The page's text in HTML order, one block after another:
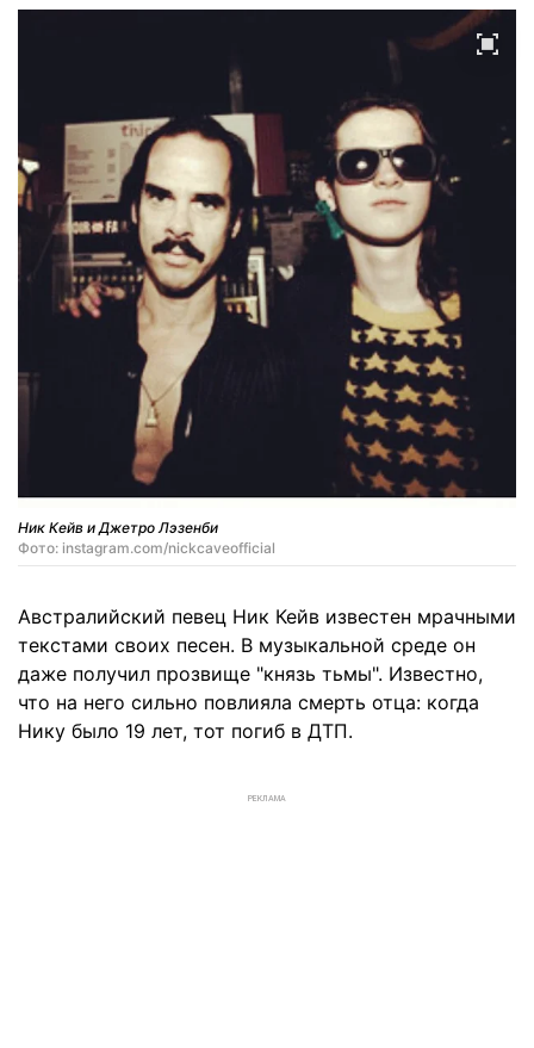
Ник Кейв и Джетро Лэзенби
Фото: instagram.com/nickcaveofficial
Австралийский певец Ник Кейв известен мрачными
текстами своих песен. В музыкальной среде он
даже получил прозвище "князь тьмы". Известно,
что на него сильно повлияла смерть отца: когда
Нику было 19 лет, тот погиб в ДТП.
РЕКЛАМА